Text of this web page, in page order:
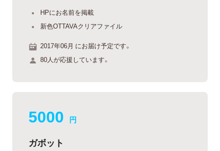
HPにお名前を掲載
新色OTTAVAクリアファイル
2017年06月 にお届け予定です。
80人が応援しています。
5000 円
ガボット